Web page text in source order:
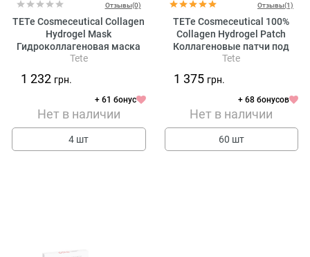
Отзывы(0)
TETe Cosmeceutical Collagen
Hydrogel Mask
Гидроколлагеновая маска
"Экспресс-уход"
Tete
1 232 грн.
+ 61 бонус
Нет в наличии
4 шт
Отзывы(1)
TETe Cosmeceutical 100%
Collagen Hydrogel Patch
Коллагеновые патчи под
глаза
Tete
1 375 грн.
+ 68 бонусов
Нет в наличии
60 шт